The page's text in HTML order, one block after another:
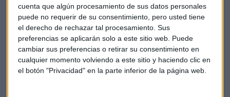
cuenta que algún procesamiento de sus datos personales
puede no requerir de su consentimiento, pero usted tiene
el derecho de rechazar tal procesamiento. Sus
preferencias se aplicarán solo a este sitio web. Puede
cambiar sus preferencias o retirar su consentimiento en
cualquier momento volviendo a este sitio y haciendo clic en
el botón "Privacidad" en la parte inferior de la página web.
Por otro lado, desde Degussa recomiendanir poco a poco a
la hora de empezar a invertir en oro: "el inversor debe
familiarizarse primero con el activo y coger la dinámica de
la evolución de los precios", explica Jens Weidenbach.
Inversión Oro Activo Degussa